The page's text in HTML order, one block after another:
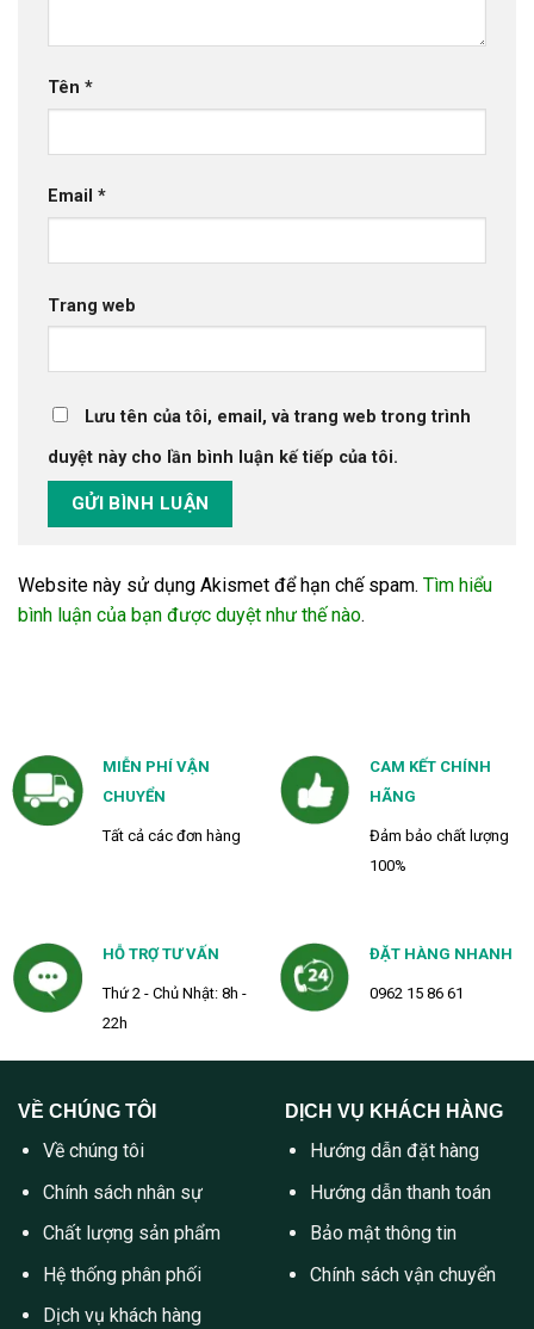
Tên *
Email *
Trang web
Lưu tên của tôi, email, và trang web trong trình
duyệt này cho lần bình luận kế tiếp của tôi.
Website này sử dụng Akismet để hạn chế spam. Tìm hiểu
bình luận của bạn được duyệt như thế nào.
MIỄN PHÍ VẬN
CHUYỂN
Tất cả các đơn hàng
CAM KẾT CHÍNH
HÃNG
Đảm bảo chất lượng
100%
HỖ TRỢ TƯ VẤN
Thứ 2 - Chủ Nhật: 8h -
22h
ĐẶT HÀNG NHANH
0962 15 86 61
VỀ CHÚNG TÔI
Về chúng tôi
Chính sách nhân sự
Chất lượng sản phẩm
Hệ thống phân phối
Dịch vụ khách hàng
DỊCH VỤ KHÁCH HÀNG
Hướng dẫn đặt hàng
Hướng dẫn thanh toán
Bảo mật thông tin
Chính sách vận chuyển